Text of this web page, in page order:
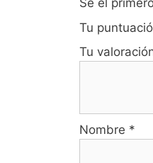
Tu
Tu
Nombre *